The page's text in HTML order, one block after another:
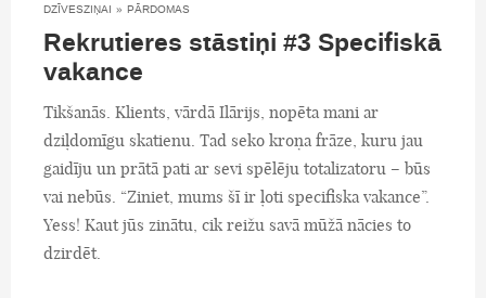
DZĪVESZIŅAI » PĀRDOMAS
Rekrutieres stāstiņi #3 Specifiskā
vakance
Tikšanās. Klients, vārdā Ilārijs, nopēta mani ar
dziļdomīgu skatienu. Tad seko kroņa frāze, kuru jau
gaidīju un prātā pati ar sevi spēlēju totalizatoru – būs
vai nebūs. “Ziniet, mums šī ir ļoti specifiska vakance”.
Yess! Kaut jūs zinātu, cik reižu savā mūžā nācies to
dzirdēt.